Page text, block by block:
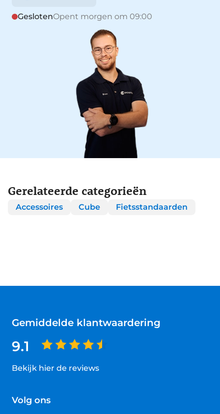
GeslotenOpent morgen om 09:00
Gerelateerde categorieën
Accessoires Cube Fietsstandaarden
Gemiddelde klantwaardering
9.1
Bekijk hier de reviews
van
Volg ons